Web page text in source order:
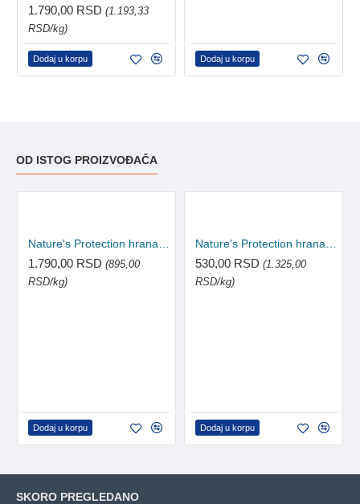
1.790,00 RSD (1.193,33
RSD/kg)
Dodaj u korpu Dodaj u korpu
OD ISTOG PROIZVOĐAČA
1.790,00 RSD (895,00
RSD/kg)
Dodaj u korpu
530,00 RSD (1.325,00
RSD/kg)
Dodaj u korpu
SKORO PREGLEDANO